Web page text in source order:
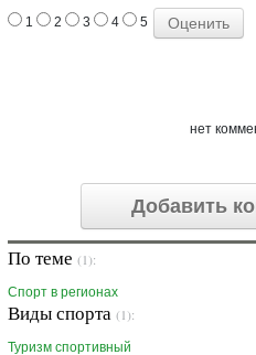
1 2 3 4 5
нет
Добавить
По теме (1):
Спорт в регионах
Виды спорта (1):
Туризм cпортивный